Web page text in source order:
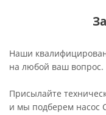
Наши
на любой ваш вопрос.
Присылайте
и мы подберем насос